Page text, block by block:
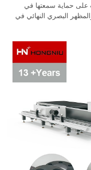
على حماية سمعتها في
البصري النهائي في